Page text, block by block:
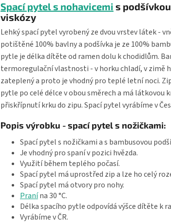
Spací pytel s nohavicemi s
viskózy
Lehký spací pytel vyrobený ze dvou vrstev látek -
potištěné 100% bavlny a podšívka je ze 100%
pytle je délka dítěte od ramen dolu k chodidlům.
termoregulační vlastnosti - v horku chladí, v zimě
zateplený a proto je vhodný pro teplé letní noci.
pytle po celé délce v obou směrech a má látkovou
přiskřípnutí krku do zipu. Spací pytel vyrábíme v
Popis výrobku - spací pytel s nožičkami:
Spací pytel s nožičkami a s bambusovou
Je vhodný pro spaní v pozici hvězda.
Využití během teplého počasí.
Spací pytel má uprostřed zip a lze ho celý
Spací pytel má otvory pro nohy.
Pranína 30 °C.
Délka spacího pytle odpovídá výšce dítěte k
Vyrábíme v ČR.